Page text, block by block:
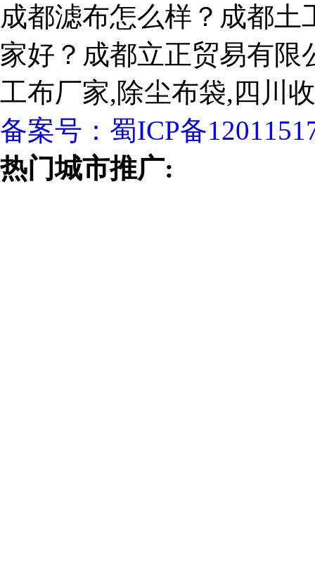
成都滤布怎么样？成都
家好？成都立正贸易有
工布厂家,除尘布袋,四川
备案号： 蜀ICP备
热门城市推广: